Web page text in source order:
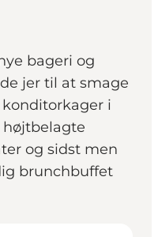
bageri og
jer til at smage
i
højtbelagte
og sidst men
brunchbuffet